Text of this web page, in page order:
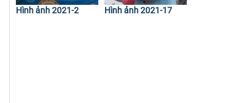
Hình ảnh 2021-2 Hình ảnh 2021-17